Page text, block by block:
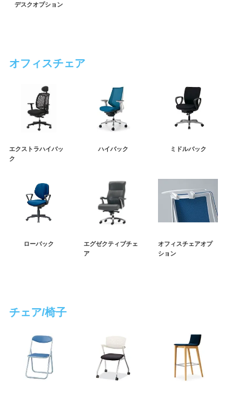
デスクオプション
オフィスチェア
エクストラハイバッ
ク
ハイバック ミドルバック
ローバック
エグゼクティブチェ
ア
オフィスチェアオプ
ション
チェア/椅子